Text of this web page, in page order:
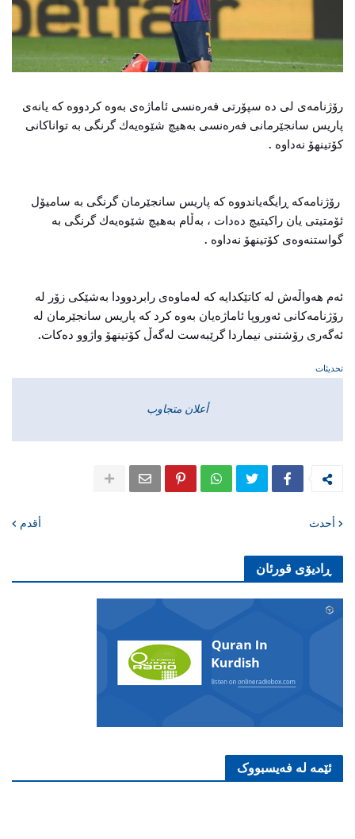
رۆژنامه‌ی‌ لی‌ ده‌ سپۆرتی‌ فه‌ره‌نسی‌ ئاماژه‌ی‌ به‌وه‌ كردووه‌ كه‌ یانه‌ی‌
پاریس سانجێرمانی‌ فه‌ره‌نسی‌ به‌هیچ شێوه‌یه‌ك گرنگی‌ به‌ تواناكانی‌
كۆتینهۆ نه‌داوه‌ .
رۆژنامه‌کە ڕایگەیاندووە كه‌ پاریس سانجێرمان گرنگی‌ به‌ سامیۆل
ئۆمتیتی‌ یان راكیتیچ ده‌دات ، به‌ڵام به‌هیچ شێوه‌یه‌ك گرنگی‌ به‌
گواستنه‌وه‌ی‌ كۆتینهۆ نه‌داوه‌ .
ئه‌م هه‌واڵه‌ش له‌ كاتێكدایه‌ كه‌ له‌ماوه‌ی‌ رابردوودا به‌شێكی‌ زۆر له‌
رۆژنامه‌كانی‌ ئه‌وروپا ئاماژه‌یان به‌وه‌ كرد كه‌ پاریس سانجێرمان له‌
ئه‌گه‌ری‌ رۆشتنی‌ نیماردا گرێبه‌ست له‌گه‌ڵ كۆتینهۆ واژوو ده‌كات.
تحديثات
أعلان متجاوب
أحدث أقدم
ڕادیۆی قورئان
ئێمە لە فەیسبووک